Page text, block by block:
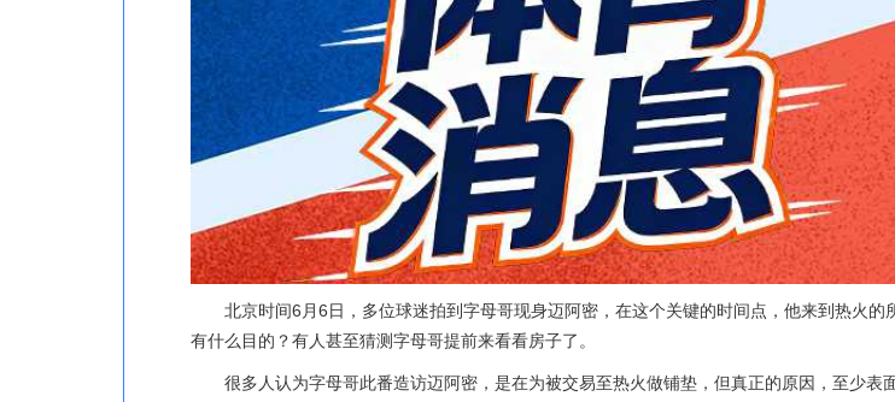
北京时间6月6日，多位球迷拍到字母哥现身迈阿密，在这个关键的时间点，他来到热火的
有什么目的？有人甚至猜测字母哥提前来看看房子了。
很多人认为字母哥此番造访迈阿密，是在为被交易至热火做铺垫，但真正的原因，至少表